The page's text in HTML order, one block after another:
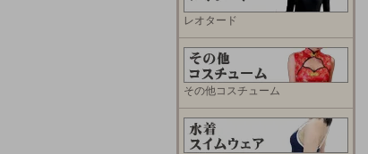
レオタード
その他コスチューム